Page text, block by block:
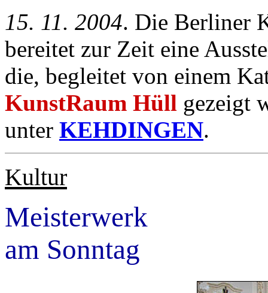
15. 11. 2004. Die Berliner
bereitet zur Zeit eine
die, begleitet von einem
KunstRaum Hüll gezeigt
unter KEHDINGEN.
Kultur
Meisterwerk
am Sonntag